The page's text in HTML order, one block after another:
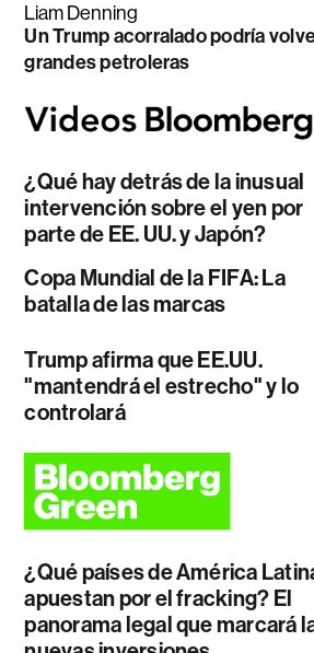
Liam Denning
Un Trump acorralado podría
grandes petroleras
¿Qué hay detrás de la inusual
intervención sobre el yen por
parte de EE. UU. y Japón?
Copa Mundial de la FIFA: La
batalla de las marcas
Trump afirma que EE.UU.
"mantendrá el estrecho" y lo
controlará
¿Qué países de América
apuestan por el fracking? El
panorama legal que marcará